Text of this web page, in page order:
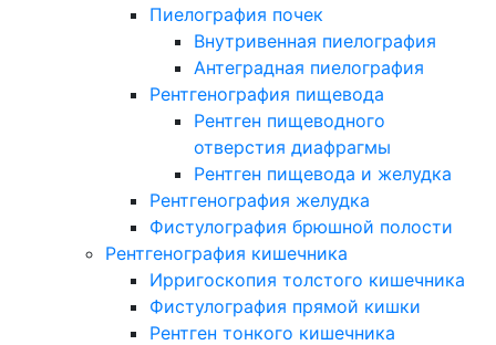
Пиелография почек
Внутривенная пиелография
Антеградная пиелография
Рентгенография пищевода
Рентген пищеводного
отверстия диафрагмы
Рентген пищевода и желудка
Рентгенография желудка
Фистулография брюшной полости
Рентгенография кишечника
Ирригоскопия толстого кишечника
Фистулография прямой кишки
Рентген тонкого кишечника